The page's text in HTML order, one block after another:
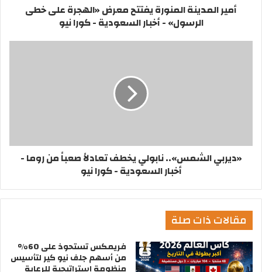
أمير المدينة المنورة يفتتح معرض «الهجرة على خطى
الرسول» - أخبار السعودية - كورا نيو
«ديربي الشمس».. نابولي يخطف تعادلاً صعباً من روما -
أخبار السعودية - كورا نيو
مقالات ذات صلة
فريمكس تستحوذ على 60%
من أسهم جلف نيو كير لتأسيس
منظومة إستراتيجية للرعاية